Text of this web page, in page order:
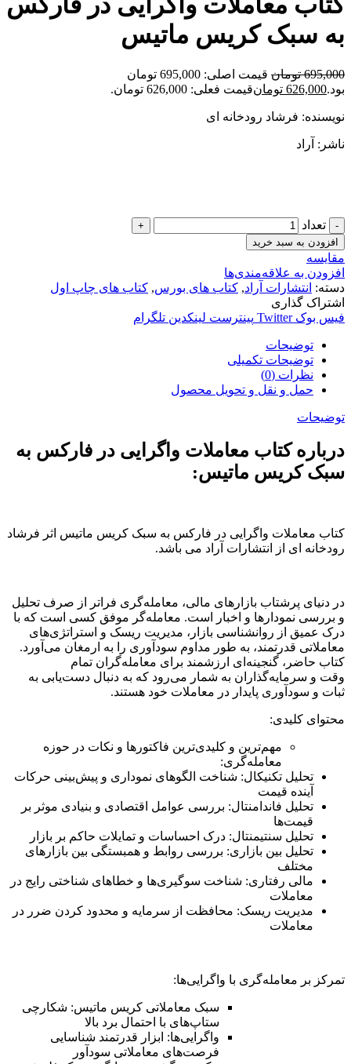
به سبک کریس ماتیس
695,000 تومان
قیمت اصلی: 695,000 تومان
بود.626,000 تومانقیمت فعلی: 626,000 تومان.
نویسنده: فرشاد رودخانه ای
ناشر: آراد
تعداد
افزودن به سبد خرید
مقایسه
افزودن به علاقه‌مندی‌ها
دسته: انتشارات آراد, کتاب های بورس, کتاب های چاپ اول
اشتراک گذاری
فیس بوک Twitter پینترست لینکدین تلگرام
توضیحات
توضیحات تکمیلی
نظرات (0)
حمل و نقل و تحویل محصول
توضیحات
درباره کتاب معاملات واگرایی در فارکس به
سبک کریس ماتیس:
کتاب معاملات واگرایی در فارکس به سبک کریس ماتیس اثر فرشاد
رودخانه ای از انتشارات آراد می باشد.
در دنیای پرشتاب بازارهای مالی، معامله‌گری فراتر از صرف تحلیل
و بررسی نمودارها و اخبار است. معامله‌گر موفق کسی است که با
درک عمیق از روانشناسی بازار، مدیریت ریسک و استراتژی‌های
معاملاتی قدرتمند، به طور مداوم سودآوری را به ارمغان می‌آورد.
کتاب حاضر، گنجینه‌ای ارزشمند برای معامله‌گران تمام
وقت و سرمایه‌گذاران به شمار می‌رود که به دنبال دست‌یابی به
ثبات و سودآوری پایدار در معاملات خود هستند.
محتوای کلیدی:
مهم‌ترین و کلیدی‌ترین فاکتورها و نکات در حوزه
معامله‌گری:
تحلیل تکنیکال: شناخت الگوهای نموداری و پیش‌بینی حرکات
آینده قیمت
تحلیل فاندامنتال: بررسی عوامل اقتصادی و بنیادی موثر بر
قیمت‌ها
تحلیل سنتیمنتال: درک احساسات و تمایلات حاکم بر بازار
تحلیل بین بازاری: بررسی روابط و همبستگی بین بازارهای
مختلف
مالی رفتاری: شناخت سوگیری‌ها و خطاهای شناختی رایج در
معاملات
مدیریت ریسک: محافظت از سرمایه و محدود کردن ضرر در
معاملات
تمرکز بر معامله‌گری با واگرایی‌ها:
سبک معاملاتی کریس ماتیس: شکارچی
ستاپ‌های با احتمال برد بالا
واگرایی‌ها: ابزار قدرتمند شناسایی
فرصت‌های معاملاتی سودآور